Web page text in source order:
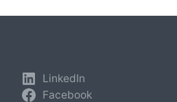
LinkedIn
Facebook